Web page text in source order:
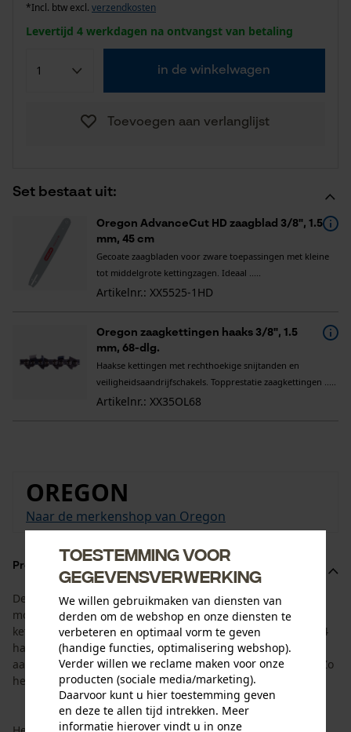
Set bestaat uit:
Oregon AdvanceCut HD zaagblad 3/8", 1.5
mm, 45 cm
Gecoate zaagbladen voor zware toepassingen met kleine
tot middelgrote kettingzagen. Ideaal .....
Artikelnr.: XX5525-1HD
Oregon zaagkettingen haaks 3/8", 1.5
mm, 68-dlg.
Haakse kettingen met rechthoekige snijtanden en
veiligheidsaandrijfschakels. Topprestatie zaagkettingen .....
Artikelnr.: XX35OL68
*Incl. btw excl. verzendkosten
Levertijd 4 werkdagen na ontvangst van betaling
in de winkelwagen
Toevoegen aan verlanglijst
OREGON
Naar de merkenshop van Oregon
Productomschrijving
De set is afgestemd op de levensduur van blad en
motorzaagketting. De set bestaat uit het AdvanceCut HD
kettingblad van Oregon met een zaaglengte van 45 cm en 4
haakse zaagkettingen van Oregon met een
aandrijfschakelbreedte van 1,5 mm en een steek van 3/8". Zo
heeft u altijd de passende reserveketting bij de hand.
Toestemming voor
gegevensverwerking
We willen gebruikmaken van diensten van
derden om de webshop en onze diensten te
verbeteren en optimaal vorm te geven
(handige functies, optimalisering webshop).
Verder willen we reclame maken voor onze
producten (sociale media/marketing).
Daarvoor kunt u hier toestemming geven
en deze te allen tijd intrekken. Meer
informatie hierover vindt u in onze